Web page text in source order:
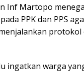
Inf Martopo
PPK dan PPS
protokol
ingatkan warga